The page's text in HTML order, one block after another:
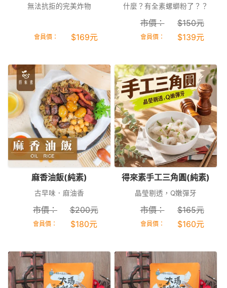
無法抗拒的完美炸物
會員價： $169元
什麼？有全素螺螄粉了？？
市價： $150元
會員價： $139元
麻香油飯(純素)
古早味．麻油香
市價： $200元
會員價： $180元
得來素手工三角圓(純素)
晶瑩剔透，Q嫩彈牙
市價： $165元
會員價： $160元